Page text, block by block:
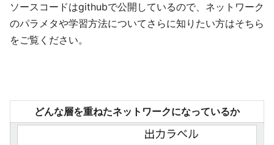
ソースコードはgithubで公開しているので、ネットワーク
のパラメタや学習方法についてさらに知りたい方はそちら
をご覧ください。
どんな層を重ねたネットワークになっているか